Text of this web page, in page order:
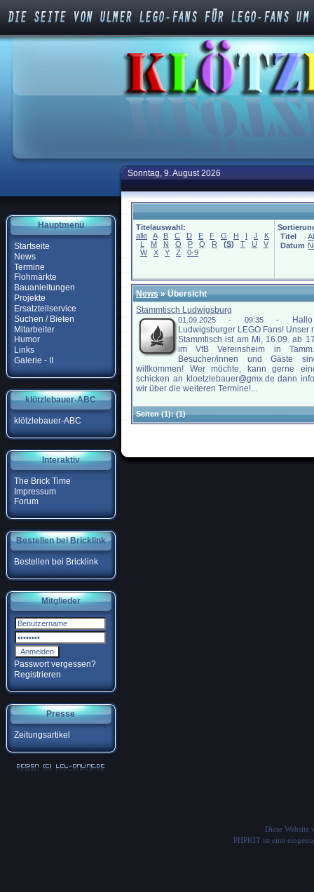
Hauptmenü
Startseite
News
Termine
Flohmärkte
Bauanleitungen
Projekte
Ersatzteilservice
Suchen / Bieten
Mitarbeiter
Humor
Links
Galerie - II
klötzlebauer-ABC
klötzlebauer-ABC
Interaktiv
The Brick Time
Impressum
Forum
Bestellen bei Bricklink
Bestellen bei Bricklink
Mitglieder
Passwort vergessen?
Registrieren
Presse
Zeitungsartikel
Sonntag, 9. August 2026
Titelauswahl:
alle
A B C D E F G H I J
K
L
M N O P Q R (S) T U
V
W
X Y Z 0-9
Titel
Datum
News» Übersicht
Stammtisch Ludwigsburg
01.09.2025 - 09:35-
Ludwigsburger LEGO Fans! Unser
Stammtisch ist am Mi, 16.09. ab
im VfB Vereinsheim in
Besucher/innen und Gäste
willkommen! Wer möchte, kann gerne
schicken an kloetzlebauer@gmx.de dann
wir über die weiteren Termine!...
Seiten(1):(1)
Diese Website
PHPKIT ist eine